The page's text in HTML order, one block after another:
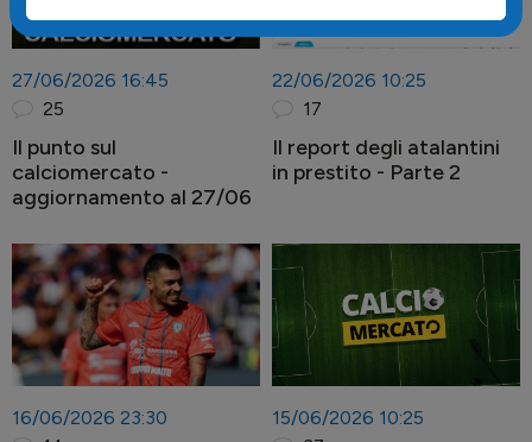
27/06/2026 16:45
25
Il punto sul
calciomercato -
aggiornamento al 27/06
22/06/2026 10:25
17
Il report degli atalantini
in prestito - Parte 2
16/06/2026 23:30
15/06/2026 10:25